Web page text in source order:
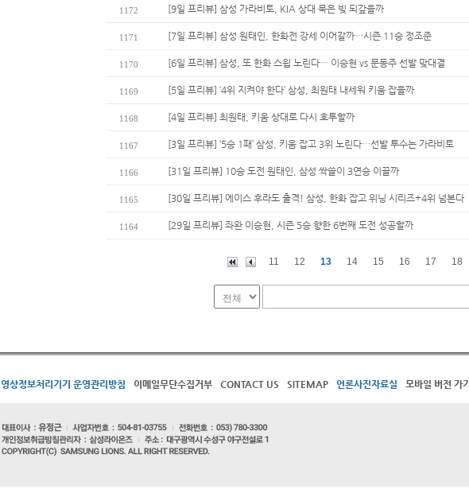
1172 [9일 프리뷰] 삼성 가라비토, KIA 상대 묵은 빚 되갚을까
1171 [7일 프리뷰] 삼성 원태인, 한화전 강세 이어갈까…시즌 11승 정조준
1170 [6일 프리뷰] 삼성, 또 한화 스윕 노린다… 이승현 vs 문동주 선발 맞대결
1169 [5일 프리뷰] ‘4위 지켜야 한다’ 삼성, 최원태 내세워 키움 잡을까
1168 [4일 프리뷰] 최원태, 키움 상대로 다시 호투할까
1167 [3일 프리뷰] ‘5승 1패’ 삼성, 키움 잡고 3위 노린다…선발 투수는 가라비토
1166 [31일 프리뷰] 10승 도전 원태인, 삼성 싹쓸이 3연승 이끌까
1165 [30일 프리뷰] 에이스 후라도 출격! 삼성, 한화 잡고 위닝 시리즈+4위 넘본다
1164 [29일 프리뷰] 좌완 이승현, 시즌 5승 향한 6번째 도전 성공할까
11 12 13 14 15 16 17 18
영상정보처리기기 운영관리방침 이메일무단수집거부 CONTACT US SITEMAP 언론사진자료실 모바일 버전 가기